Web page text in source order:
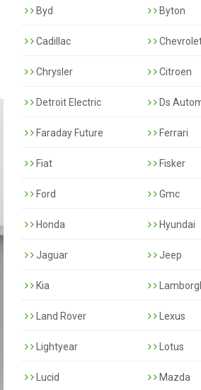
Byd Byton
Cadillac
Chrysler Citroen
Detroit Electric Ds
Faraday Future Ferrari
Fiat Fisker
Ford Gmc
Honda Hyundai
Jaguar Jeep
Kia
Land Rover Lexus
Lightyear Lotus
Lucid Mazda